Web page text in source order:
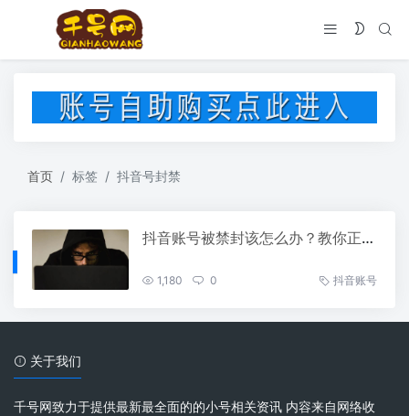
首页 标签 抖音号封禁
抖音账号被禁封该怎么办？教你正确解封方法
1,180 0 抖音账号
关于我们
千号网致力于提供最新最全面的的小号相关资讯 内容来自网络收